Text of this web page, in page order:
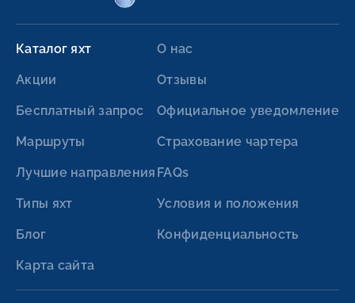
Каталог яхт
Акции
Бесплатный запрос
Маршруты
Лучшие направления
Типы яхт
Блог
Карта сайта
О нас
Отзывы
Официальное уведомление
Страхование чартера
FAQs
Условия и положения
Конфиденциальность